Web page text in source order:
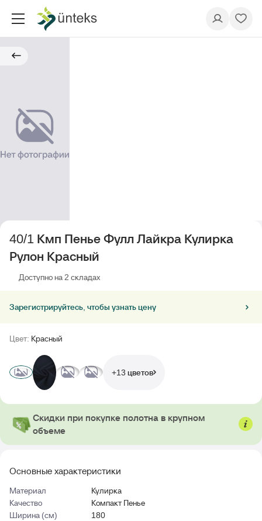
Основные характеристики
Материал
Кулирка
Качество
Компакт Пенье
Ширина (см)
180
40/1 Кмп Пенье Фулл Лайкра Кулирка
Рулон Красный
Доступно на 2 cкладах
Зарегистрируйтесь, чтобы узнать цену
Цвет: Красный
+13 цветов
Скидки при покупке полотна в крупном
объеме